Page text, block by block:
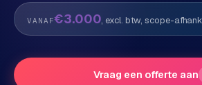
WEBSHOPS
M
f
o
i
VANAF€3.000, excl. btw, scope-
Vraag een offerte aan